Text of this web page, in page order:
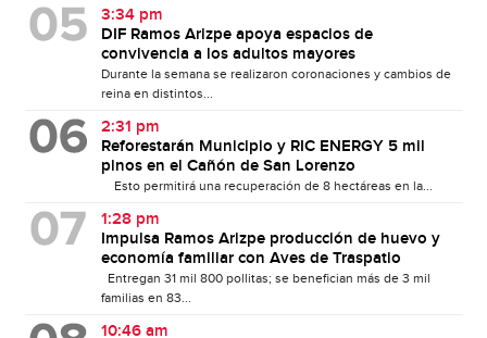
3:34 pm
DIF Ramos Arizpe apoya espacios de
convivencia a los adultos mayores
Durante la semana se realizaron coronaciones y cambios de
reina en distintos...
2:31 pm
Reforestarán Municipio y RIC ENERGY 5 mil
pinos en el Cañón de San Lorenzo
Esto permitirá una recuperación de 8 hectáreas en la...
1:28 pm
Impulsa Ramos Arizpe producción de huevo y
economía familiar con Aves de Traspatio
Entregan 31 mil 800 pollitas; se benefician más de 3 mil
familias en 83...
10:46 am